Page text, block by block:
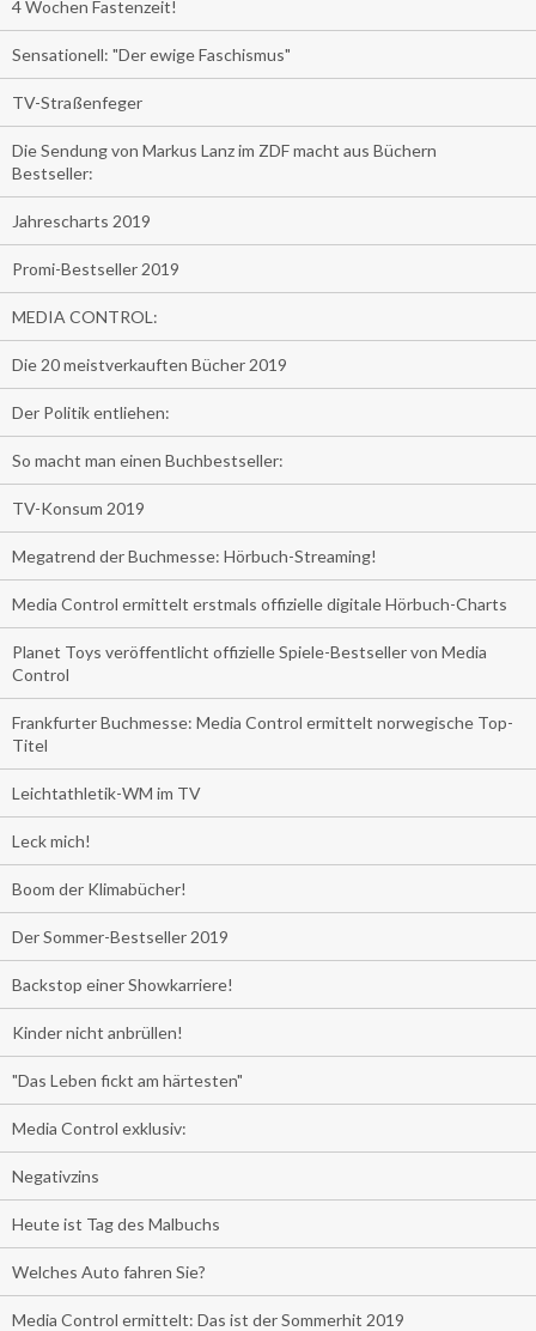
4 Wochen Fastenzeit!
Sensationell: "Der ewige Faschismus"
TV-Straßenfeger
Die Sendung von Markus Lanz im ZDF macht aus Büchern
Bestseller:
Jahrescharts 2019
Promi-Bestseller 2019
MEDIA CONTROL:
Die 20 meistverkauften Bücher 2019
Der Politik entliehen:
So macht man einen Buchbestseller:
TV-Konsum 2019
Megatrend der Buchmesse: Hörbuch-Streaming!
Media Control ermittelt erstmals offizielle digitale Hörbuch-Charts
Planet Toys veröffentlicht offizielle Spiele-Bestseller von Media
Control
Frankfurter Buchmesse: Media Control ermittelt norwegische Top-
Titel
Leichtathletik-WM im TV
Leck mich!
Boom der Klimabücher!
Der Sommer-Bestseller 2019
Backstop einer Showkarriere!
Kinder nicht anbrüllen!
"Das Leben fickt am härtesten"
Media Control exklusiv:
Negativzins
Heute ist Tag des Malbuchs
Welches Auto fahren Sie?
Media Control ermittelt: Das ist der Sommerhit 2019